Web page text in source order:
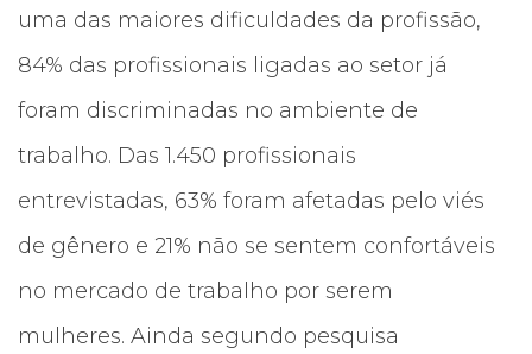
uma das maiores dificuldades da profissão,
84% das profissionais ligadas ao setor já
foram discriminadas no ambiente de
trabalho. Das 1.450 profissionais
entrevistadas, 63% foram afetadas pelo viés
de gênero e 21% não se sentem confortáveis
no mercado de trabalho por serem
mulheres. Ainda segundo pesquisa